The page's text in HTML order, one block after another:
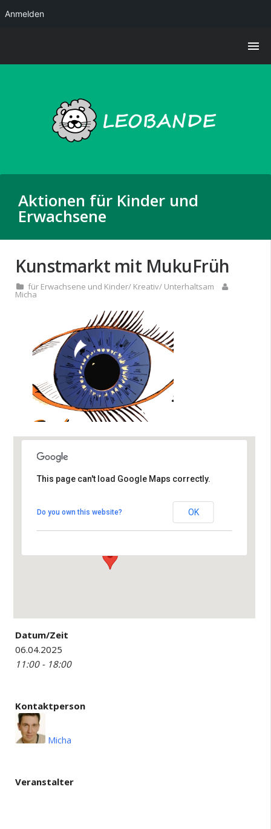
Aktionen für Kinder und
Erwachsene
Kunstmarkt mit MukuFrüh
für Erwachsene und Kinder/ Kreativ/ Unterhaltsam
Micha
Leopoldstraße - Leopoldshafen
Veranstaltungen
This page can't load Google Maps correctly.
Do you own this website? OK
Datum/Zeit
06.04.2025
11:00 - 18:00
Kontaktperson
Micha
Veranstalter
Anmelden